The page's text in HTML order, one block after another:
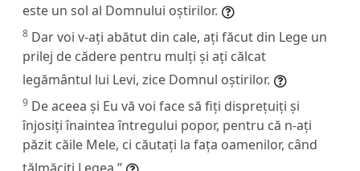
este un sol al Domnului oștirilor.
8 Dar voi v-ați abătut din cale, ați făcut din Lege un
prilej de cădere pentru mulți și ați călcat
legământul lui Levi, zice Domnul oștirilor.
9 De aceea și Eu vă voi face să fiți disprețuiți și
înjosiți înaintea întregului popor, pentru că n-ați
păzit căile Mele, ci căutați la fața oamenilor, când